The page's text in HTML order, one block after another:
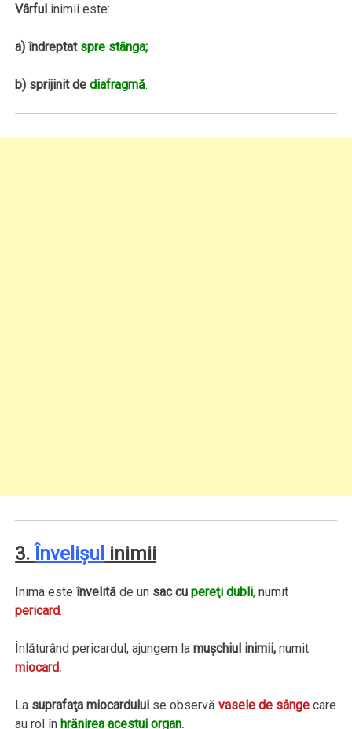
Vârful inimii este:
a) îndreptat spre stânga;
b) sprijinit dediafragmă.
3.Învelişul inimii
Inima esteînvelită de un sac cupereţi dubli, numit
pericard.
Înlăturând pericardul, ajungem lamuşchiul inimii, numit
miocard.
La suprafaţa miocardului se observăvasele de sânge care
au rol în hrănirea acestui organ.